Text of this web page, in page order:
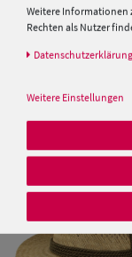
Damen Caps
Trachtenhut
39,99 €
Weitere Informationen
Rechten als Nutzer
Daten­schutz­erklärung
Weitere Einstellungen